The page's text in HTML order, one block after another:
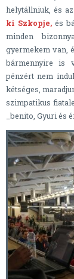
helytállniuk, és
ki Szkopje, és
minden
gyermekem van,
bármennyire is
pénzért nem
kétséges,
szimpatikus
_benito, Gyuri és